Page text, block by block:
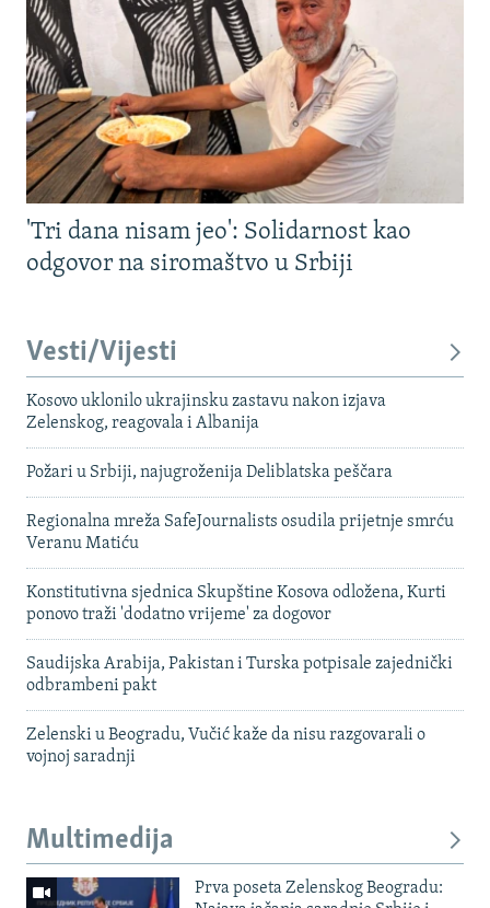
'Tri dana nisam jeo': Solidarnost kao
odgovor na siromaštvo u Srbiji
Vesti/Vijesti
Kosovo uklonilo ukrajinsku zastavu nakon izjava
Zelenskog, reagovala i Albanija
Požari u Srbiji, najugroženija Deliblatska peščara
Regionalna mreža SafeJournalists osudila prijetnje smrću
Veranu Matiću
Konstitutivna sjednica Skupštine Kosova odložena, Kurti
ponovo traži 'dodatno vrijeme' za dogovor
Saudijska Arabija, Pakistan i Turska potpisale zajednički
odbrambeni pakt
Zelenski u Beogradu, Vučić kaže da nisu razgovarali o
vojnoj saradnji
Multimedija
Prva poseta Zelenskog Beogradu: